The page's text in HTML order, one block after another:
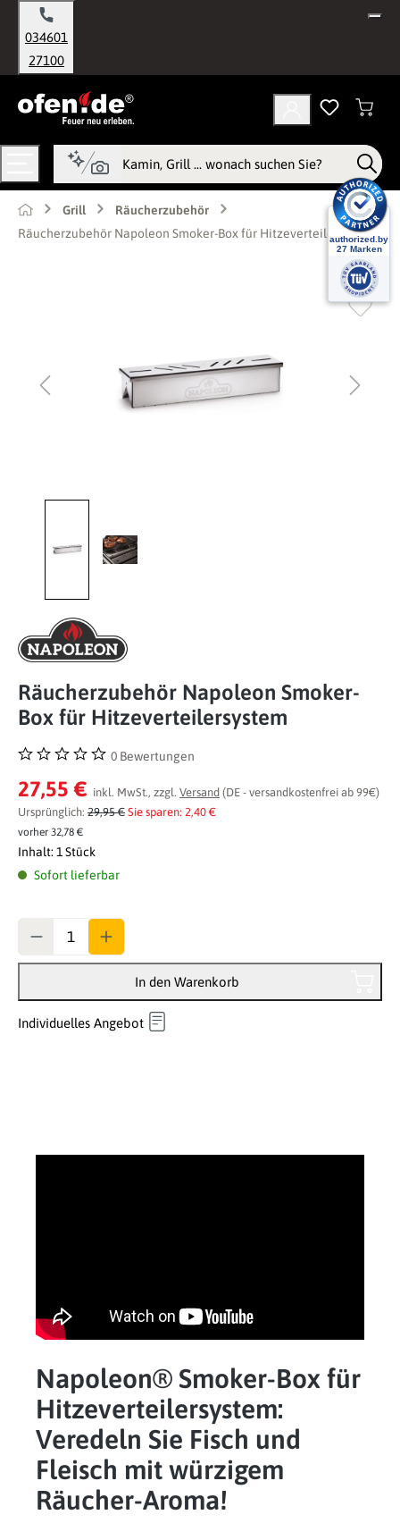
springen
034601
27100
Grill
Räucherzubehör
Räucherzubehör Napoleon Smoker-Box für Hitzeverteilersystem
Räucherzubehör Napoleon Smoker-
Box für Hitzeverteilersystem
Durchschnittliche Bewertung von 0 von 5 Sternen
0 Bewertungen
27,55 € inkl. MwSt., zzgl. Versand (DE - versandkostenfrei ab 99€)
Ursprünglich: 29,95 € Sie sparen: 2,40 €
vorher 32,78 €
Inhalt: 1 Stück
Sofort lieferbar
In den Warenkorb
Individuelles Angebot
Napoleon® Smoker-Box für
Hitzeverteilersystem:
Veredeln Sie Fisch und
Fleisch mit würzigem
Räucher-Aroma!